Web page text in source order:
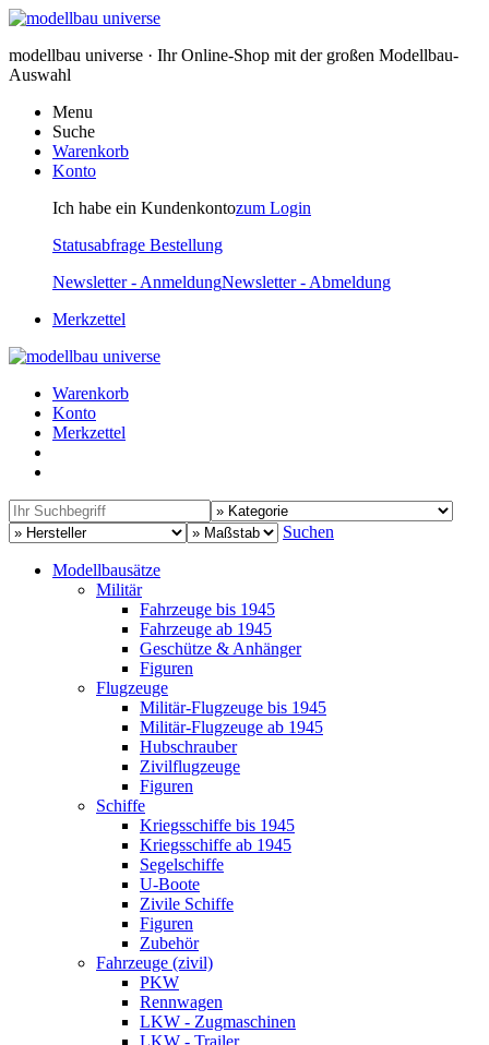
modellbau universe · Ihr Online-Shop mit der großen Modellbau-
Auswahl
Menu
Suche
Warenkorb
Konto
Ich habe ein Kundenkontozum Login
Statusabfrage Bestellung
Newsletter - AnmeldungNewsletter - Abmeldung
Merkzettel
Warenkorb
Konto
Merkzettel
Suchen
Modellbausätze
Militär
Fahrzeuge bis 1945
Fahrzeuge ab 1945
Geschütze & Anhänger
Figuren
Flugzeuge
Militär-Flugzeuge bis 1945
Militär-Flugzeuge ab 1945
Hubschrauber
Zivilflugzeuge
Figuren
Schiffe
Kriegsschiffe bis 1945
Kriegsschiffe ab 1945
Segelschiffe
U-Boote
Zivile Schiffe
Figuren
Zubehör
Fahrzeuge (zivil)
PKW
Rennwagen
LKW - Zugmaschinen
LKW - Trailer